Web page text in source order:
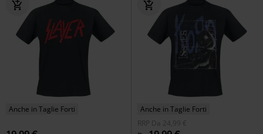
Anche in Taglie Forti
Anche in Taglie Forti
RRP
Da 24,99 €